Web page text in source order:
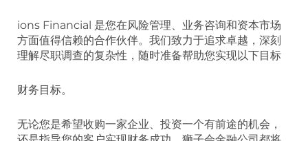
ions Financial 是您在风险管理、业务咨询和资本市场
方面值得信赖的合作伙伴。我们致力于追求卓越，深刻
理解尽职调查的复杂性，随时准备帮助您实现以下目标
财务目标。
无论您是希望收购一家企业、投资一个有前途的机会，